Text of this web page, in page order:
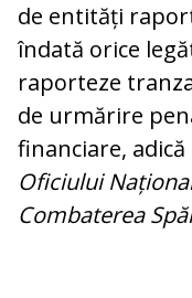
de entități
îndată orice
raporteze
de urmărire
financiare, adică
Oficiului
Combaterea